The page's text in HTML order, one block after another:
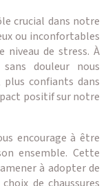
crucial dans notre
ou inconfortables
de stress. À
douleur nous
confiants dans
positif sur notre
encourage à être
ensemble. Cette
à adopter de